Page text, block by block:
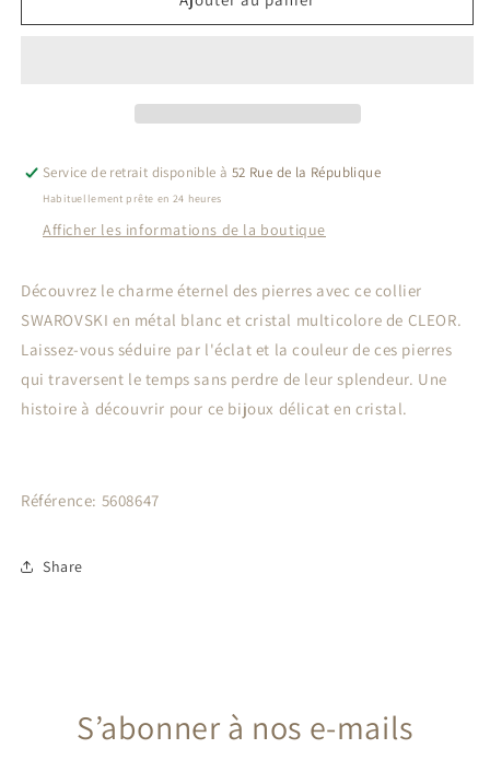
Collier
Collier
Service de retrait disponible à 52 Rue de la République
Habituellement prête en 24 heures
Afficher les informations de la boutique
Découvrez le charme éternel des pierres avec ce collier
SWAROVSKI en métal blanc et cristal multicolore de CLEOR.
Laissez-vous séduire par l'éclat et la couleur de ces pierres
qui traversent le temps sans perdre de leur splendeur. Une
histoire à découvrir pour ce bijoux délicat en cristal.
Référence: 5608647
Share
S’abonner à nos e-mails